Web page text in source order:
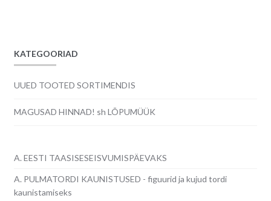
KATEGOORIAD
UUED TOOTED SORTIMENDIS
MAGUSAD HINNAD! sh LÕPUMÜÜK
A. EESTI TAASISESEISVUMISPÄEVAKS
A. PULMATORDI KAUNISTUSED - figuurid ja kujud tordi
kaunistamiseks